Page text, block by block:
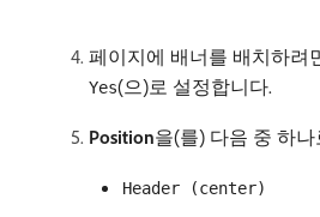
페이지에 배너를 배치하려
Yes(으)로 설정합니다.
Position을(를) 다음 중 하
Header (center)